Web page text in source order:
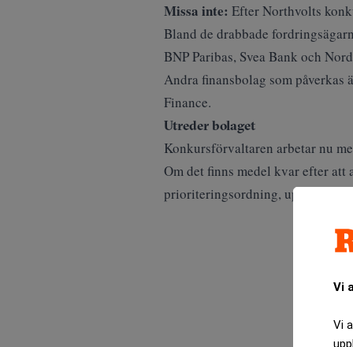
Vi
Vi
Missa inte: Efter Northvolts
Bland de drabbade
BNP Paribas, Svea Bank och
Andra finansbolag som påverkas
Finance. ​
Utreder bolaget
Konkursförvaltaren arbetar nu
Om det finns medel kvar efter
prioriteringsordning, ​uppger